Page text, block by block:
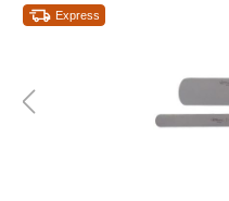
Express